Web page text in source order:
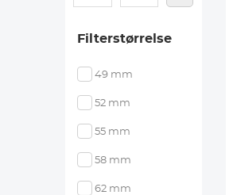
Filterstørrelse
49 mm
52 mm
55 mm
58 mm
62 mm